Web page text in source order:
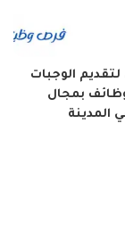
الوجبات
بمجال
المدينة